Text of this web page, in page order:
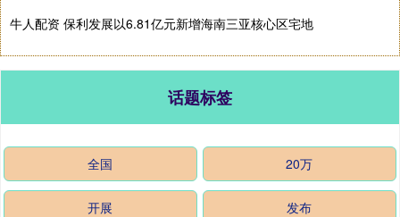
牛人配资 保利发展以6.81亿元新增海南三亚核心区宅地
话题标签
全国 20万
开展 发布